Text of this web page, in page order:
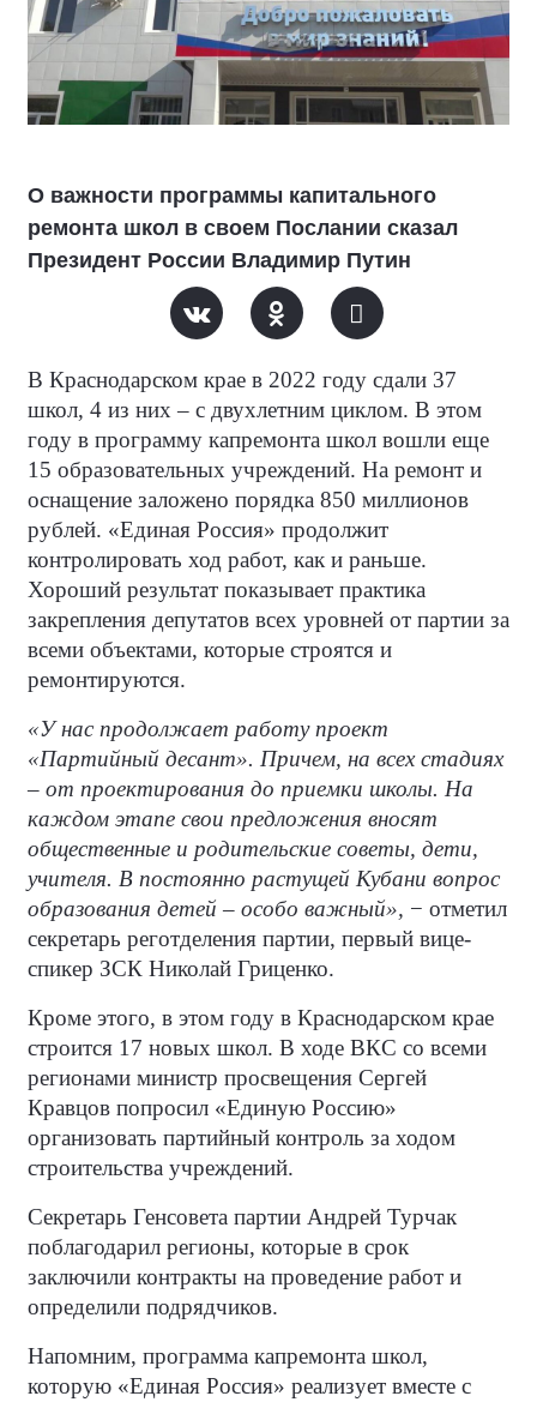
О важности программы капитального
ремонта школ в своем Послании сказал
Президент России Владимир Путин
В Краснодарском крае в 2022 году сдали 37
школ, 4 из них – с двухлетним циклом. В этом
году в программу капремонта школ вошли еще
15 образовательных учреждений. На ремонт и
оснащение заложено порядка 850 миллионов
рублей. «Единая Россия» продолжит
контролировать ход работ, как и раньше.
Хороший результат показывает практика
закрепления депутатов всех уровней от партии за
всеми объектами, которые строятся и
ремонтируются.
«У нас продолжает работу проект
«Партийный десант». Причем, на всех стадиях
– от проектирования до приемки школы. На
каждом этапе свои предложения вносят
общественные и родительские советы, дети,
учителя. В постоянно растущей Кубани вопрос
образования детей – особо важный», − отметил
секретарь реготделения партии, первый вице-
спикер ЗСК Николай Гриценко.
Кроме этого, в этом году в Краснодарском крае
строится 17 новых школ. В ходе ВКС со всеми
регионами министр просвещения Сергей
Кравцов попросил «Единую Россию»
организовать партийный контроль за ходом
строительства учреждений.
Секретарь Генсовета партии Андрей Турчак
поблагодарил регионы, которые в срок
заключили контракты на проведение работ и
определили подрядчиков.
Напомним, программа капремонта школ,
которую «Единая Россия» реализует вместе с